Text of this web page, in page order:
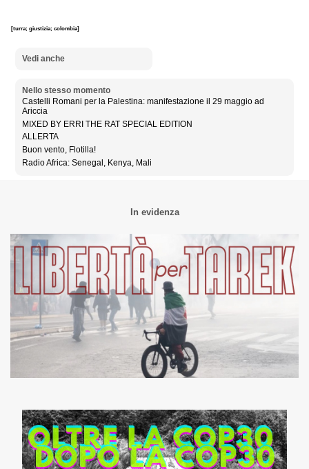
[turra; giustizia; colombia]
Vedi anche
Nello stesso momento
Castelli Romani per la Palestina: manifestazione il 29 maggio ad
Ariccia
MIXED BY ERRI THE RAT SPECIAL EDITION
ALLERTA
Buon vento, Flotilla!
Radio Africa: Senegal, Kenya, Mali
In evidenza